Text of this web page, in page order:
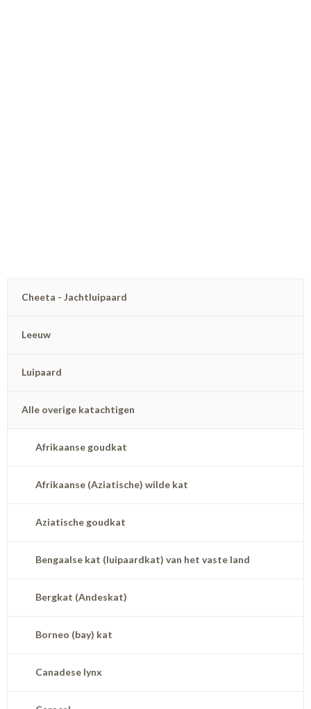
Cheeta - Jachtluipaard
Leeuw
Luipaard
Alle overige katachtigen
Afrikaanse goudkat
Afrikaanse (Aziatische) wilde kat
Aziatische goudkat
Bengaalse kat (luipaardkat) van het vaste land
Bergkat (Andeskat)
Borneo (bay) kat
Canadese lynx